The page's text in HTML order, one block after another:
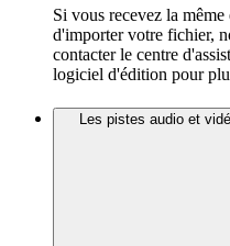
Si vous recevez la
d'importer votre fichier,
contacter le centre
logiciel d'édition pour
Les pistes audio et